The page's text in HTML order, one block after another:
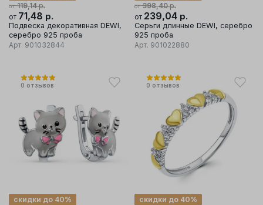
от 119,14р.
от 71,48 р.
Подвеска декоративная DEWI,
серебро 925 проба
Арт. 901032844
от 398,40р.
от 239,04 р.
Серьги длинные DEWI, серебро
925 проба
Арт. 901022880
0 отзывов
скидки до 40%
0 отзывов
скидки до 40%